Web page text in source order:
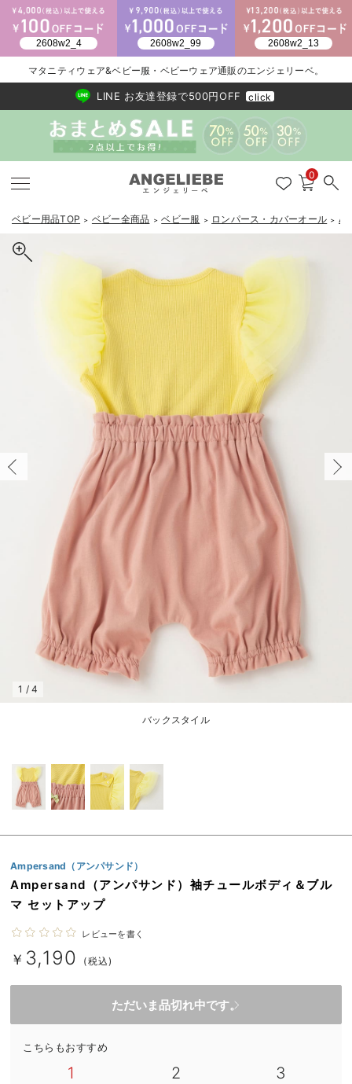
戻る
コンビ肌着・新生児/ベビー肌着
ツーウェイオール・2WAYオール（新生児）
戻る
ロンパース・カバーオール
ベビー ワンピース
ベビー スカート
ベビートップス
ベビー アウター
ベビー セットアップ
スタイ・よだれかけ（新生児・ベビー）
ベビー帽子（新生児・乳児）
新生児スリーパー・ベビーパジャマ
戻る
シーズンアイテム全て
戻る
ベビー・新生児 寝具全て
ベビーベッド・布団 （ベビー・新生児）
ベビー ブランケット・タオルケット
おくるみ（新生児）
戻る
プレイマット・ベビー マット
ベビー安全グッズ
ベビーおもちゃ
メモリアルグッズ
授乳・調乳・お食事
赤ちゃん 洗剤・洗濯用品・お掃除
赤ちゃん お風呂・ベビースキンケア
おむつ関連グッズ
戻る
戻る
ベビー｜季節の特集全て
猛暑からベビーを守るひんやりグッズ
夏のお役立ちベビーウェア
シンカーパイル特集
ベビーの動物なりきり特集
ベビー 夏のお役立ちグッズ特集
【素材別】ベビーロンパース特集
袴ロンパース特集
戻る
【アウトレット】ワンピース
【アウトレット】トップス・授乳トップス
【アウトレット】ボトムス
【アウトレット】パジャマ
【アウトレット】インナー
【アウトレット】ベビー
戻る
見えてもカワイイ
冷房対策
Tシャツブラ
ブラトップ
親子セット
快適機能ウェア特集 トップス
快適機能ウェア特集 ボトムス
快適機能ウェア特集 パジャマ
ハレの日に着るANGELIEBEのセレモニー
買って正解！高評価レビューアイテム
親子コーデ｜ママとベビーにおすすめ！
便利な育児家電
Gift Selection 出産祝い
戻る
再入荷｜アウター
送料無料アイテム全て
ワンピース
パンツ
スカート
パジャマ
インナー
雑貨
ブラキャミ おまとめ
MAX55%OFF ブラック
【37周年祭セール】
【37周年祭セール】
気温差別オススメア
【15℃】3月下旬～
動きやすく着回しで
強撚スムース(コスパ
マタニティウェア
【おまとめ割】パジ
こだわりの履き心地
カジュアル
レギンス
オフィス
ジャケット派
きれいめスカート派
きれいめ美脚パンツ派
ツィード派
王道シンプル派
セットアップ派
出産準備応援割全て
マタニティパジャマ
ベビー
【オフィスカジュア
レギンスタイプ
【フォーマル】ワン
【フォーマル】トッ
【ベビー】長袖
【ベビー】グッズ
ハンカチ
コンビ肌着
短肌着
セット
快適ウェア10%OFF
快適ウェア10%OFF
春のマタニティワン
セットアップ・ レイ
Iライン ・タイトシル
ジャンパースカート/
ワーク・オフィス
カジュアル
フォーマル / オケー
あったかアイテム｜
Gift Selection 出産
〜3,000円（税込）
〜10,000円（税込）
10,001円（税込）〜
女の子におススメの
男の子におススメの
定番ギフト
もらって嬉しいギフト
かわいくておもしろ
何枚あっても嬉しい
長く使えるアイテム
冬の冷え対策インナ
薄くてあったか
腹巻・ひざ上パンツ
保温&リカバリー
レギンス・タイツ
カップ付きインナー
あったか度◎
裏起毛素材
入院準備の持ち物チ
入院してすぐ使うグ
産後に使うグッズ
冬のあったか特集全て
【冬のあったか特集
【冬のあったか特集
【冬のあったか特集
マタニティウェア&ベビー服・ベビーウェア通販のエンジェリーベ。
2026/NewArrival
送料495円(一部地域を除く) 7,700円以上で送料無料
LINE お友達登録で500円OFF click
0
ベビー用品TOP ＞ ベビー全商品 ＞ ベビー服 ＞ ロンパース・カバーオール ＞
バックスタイル
1 /4
Ampersand（アンパサンド）
Ampersand（アンパサンド）袖チュールボディ＆ブル
マ セットアップ
レビューを書く
￥ 3,190 (税込)
ただいま品切れ中です。
こちらもおすすめ
1 2 3